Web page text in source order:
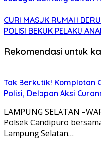
CURI MASUK RUMAH
POLISI BEKUK PELAKU
Rekomendasi untuk
Tak Berkutik! Komplotan
Polisi, Delapan Aksi
LAMPUNG SELATAN
Polsek Candipuro
Lampung Selatan…